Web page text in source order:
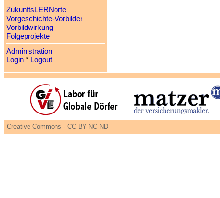
ZukunftsLERNorte
Vorgeschichte-Vorbilder
Vorbildwirkung
Folgeprojekte
Administration
Login* Logout
Creative Commons - CC BY-NC-ND